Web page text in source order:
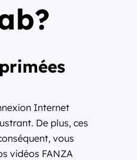
Internet
De plus, ces
vous
vidéos FANZA